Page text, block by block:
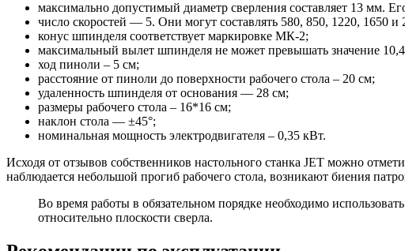
максимально допустимый диаметр сверления составляет 13 мм.
число скоростей — 5. Они могут составлять 580, 850, 1220, 1650 и
конус шпинделя соответствует маркировке МК-2;
максимальный вылет шпинделя не может превышать значение
ход пиноли – 5 см;
расстояние от пиноли до поверхности рабочего стола – 20 см;
удаленность шпинделя от основания — 28 см;
размеры рабочего стола – 16*16 см;
наклон стола — ±45°;
номинальная мощность электродвигателя – 0,35 кВт.
Исходя от отзывов собственников настольного станка JET можно
наблюдается небольшой прогиб рабочего стола, возникают биения
Во время работы в обязательном порядке необходимо
относительно плоскости сверла.